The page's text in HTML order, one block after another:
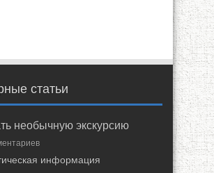
статьи
необычную экскурсию
информация